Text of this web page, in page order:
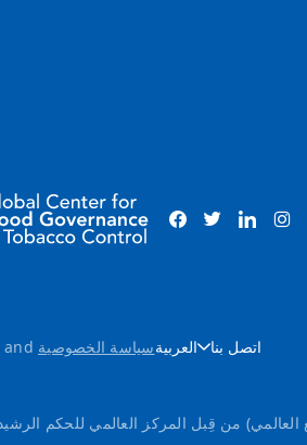
and سياسة الخصوصيةالعربية اتصل بنا